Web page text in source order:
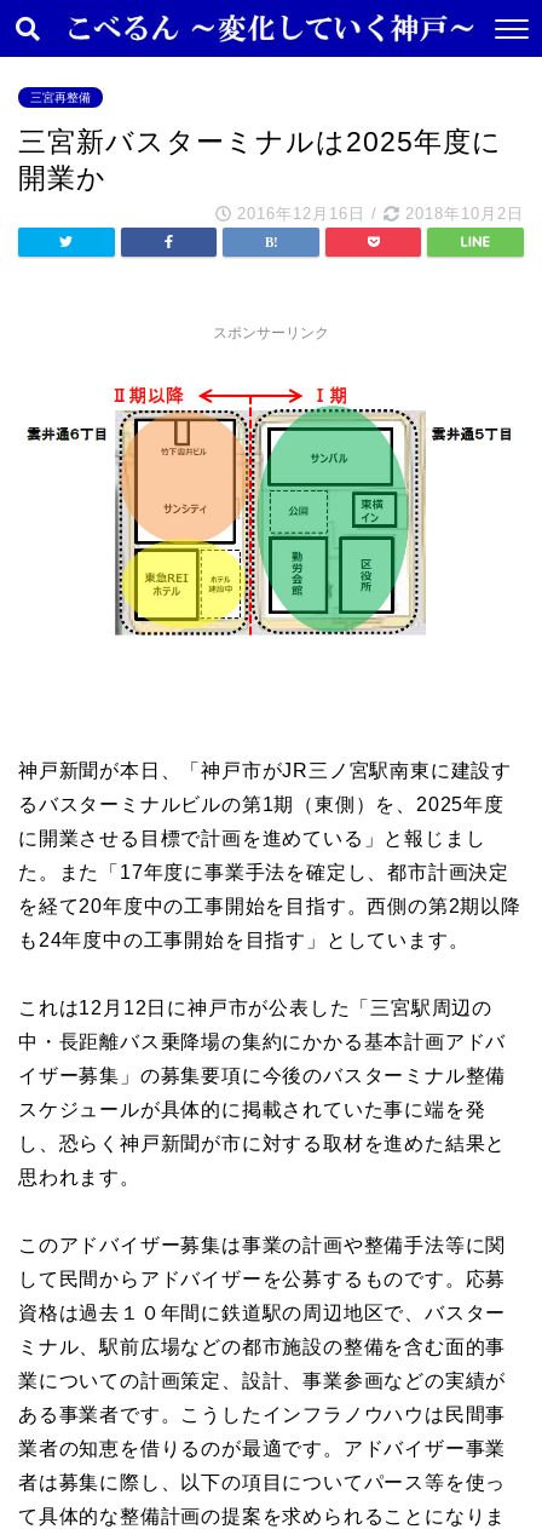
三宮再整備
三宮新バスターミナルは2025年度に
開業か
2016年12月16日 / 2018年10月2日
スポンサーリンク
神戸新聞が本日、「神戸市がJR三ノ宮駅南東に建設す
るバスターミナルビルの第1期（東側）を、2025年度
に開業させる目標で計画を進めている」と報じまし
た。また「17年度に事業手法を確定し、都市計画決定
を経て20年度中の工事開始を目指す。西側の第2期以降
も24年度中の工事開始を目指す」としています。
これは12月12日に神戸市が公表した「三宮駅周辺の
中・長距離バス乗降場の集約にかかる基本計画アドバ
イザー募集」の募集要項に今後のバスターミナル整備
スケジュールが具体的に掲載されていた事に端を発
し、恐らく神戸新聞が市に対する取材を進めた結果と
思われます。
このアドバイザー募集は事業の計画や整備手法等に関
して民間からアドバイザーを公募するものです。応募
資格は過去１０年間に鉄道駅の周辺地区で、バスター
ミナル、駅前広場などの都市施設の整備を含む面的事
業についての計画策定、設計、事業参画などの実績が
ある事業者です。こうしたインフラノウハウは民間事
業者の知恵を借りるのが最適です。アドバイザー事業
者は募集に際し、以下の項目についてパース等を使っ
て具体的な整備計画の提案を求められることになりま